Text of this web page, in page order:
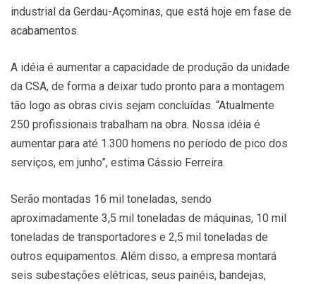
industrial da Gerdau-Açominas, que está hoje em fase de
acabamentos.
A idéia é aumentar a capacidade de produção da unidade
da CSA, de forma a deixar tudo pronto para a montagem
tão logo as obras civis sejam concluídas. “Atualmente
250 profissionais trabalham na obra. Nossa idéia é
aumentar para até 1.300 homens no período de pico dos
serviços, em junho”, estima Cássio Ferreira.
Serão montadas 16 mil toneladas, sendo
aproximadamente 3,5 mil toneladas de máquinas, 10 mil
toneladas de transportadores e 2,5 mil toneladas de
outros equipamentos. Além disso, a empresa montará
seis subestações elétricas, seus painéis, bandejas,